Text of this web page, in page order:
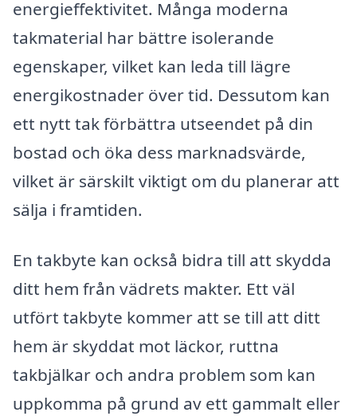
energieffektivitet. Många moderna
takmaterial har bättre isolerande
egenskaper, vilket kan leda till lägre
energikostnader över tid. Dessutom kan
ett nytt tak förbättra utseendet på din
bostad och öka dess marknadsvärde,
vilket är särskilt viktigt om du planerar att
sälja i framtiden.
En takbyte kan också bidra till att skydda
ditt hem från vädrets makter. Ett väl
utfört takbyte kommer att se till att ditt
hem är skyddat mot läckor, ruttna
takbjälkar och andra problem som kan
uppkomma på grund av ett gammalt eller